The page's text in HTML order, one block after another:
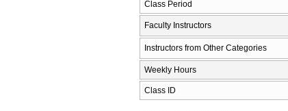
Class Period
Faculty Instructors
Instructors from Other Categories
Weekly Hours
Class ID